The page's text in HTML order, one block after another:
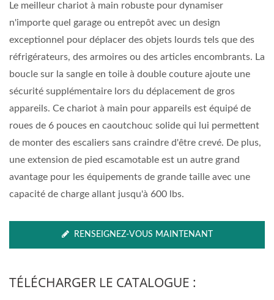
Le meilleur chariot à main robuste pour dynamiser
n'importe quel garage ou entrepôt avec un design
exceptionnel pour déplacer des objets lourds tels que des
réfrigérateurs, des armoires ou des articles encombrants. La
boucle sur la sangle en toile à double couture ajoute une
sécurité supplémentaire lors du déplacement de gros
appareils. Ce chariot à main pour appareils est équipé de
roues de 6 pouces en caoutchouc solide qui lui permettent
de monter des escaliers sans craindre d'être crevé. De plus,
une extension de pied escamotable est un autre grand
avantage pour les équipements de grande taille avec une
capacité de charge allant jusqu'à 600 lbs.
RENSEIGNEZ-VOUS MAINTENANT
TÉLÉCHARGER LE CATALOGUE :